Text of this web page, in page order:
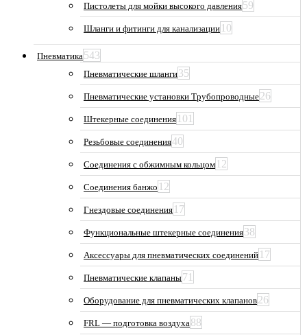
Пистолеты для мойки высокого давления59
Шланги и фитинги для канализации 10
Пневматика543
Пневматические шланги35
Пневматические установки Трубопроводные26
Штекерные соединения 101
Резьбовые соединения40
Соединения с обжимным кольцом 12
Соединения банжо 12
Гнездовые соединения 17
Функциональные штекерные соединения38
Аксессуары для пневматических соединений 17
Пневматические клапаны71
Оборудование для пневматических клапанов26
FRL — подготовка воздуха88